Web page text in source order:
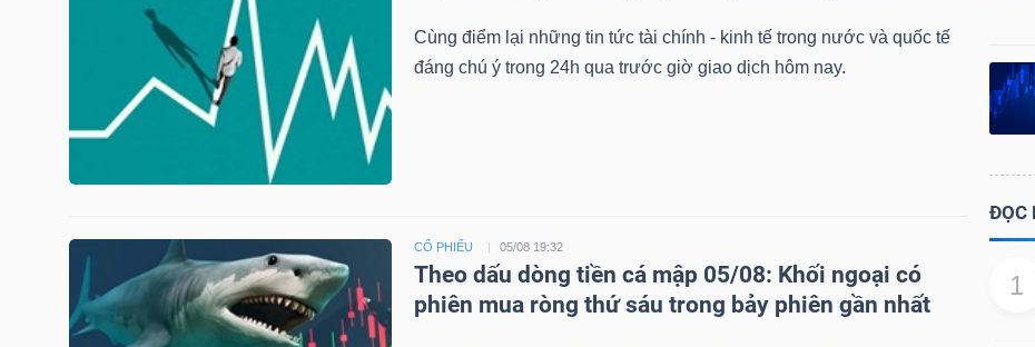
Cùng điểm lại những tin tức tài chính - kinh tế trong nước và quốc tế
đáng chú ý trong 24h qua trước giờ giao dịch hôm nay.
CỔ PHIẾU 05/08 19:32
Theo dấu dòng tiền cá mập 05/08: Khối ngoại có
phiên mua ròng thứ sáu trong bảy phiên gần nhất
ĐỌC
1